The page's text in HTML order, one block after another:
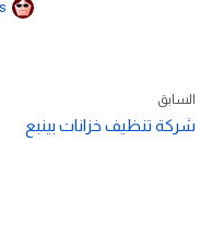
السابق
شركة تنظيف خزانات بينبع